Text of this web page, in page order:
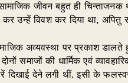
जीवन बहुत ही
उन्हें विवश कर दिया था, अपितु
अव्यवस्था पर प्रकाश डालते
समाजों की धार्मिक एवं
दिखाई देने लगी थीं. इसी के